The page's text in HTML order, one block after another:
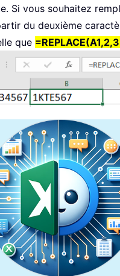
Si vous souhaitez
du deuxième
que